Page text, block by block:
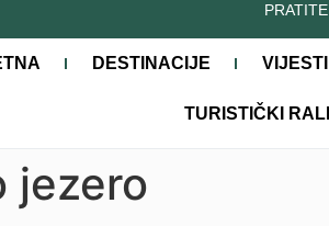
DESTINACIJE VIJESTI
TURISTIČKI
jezero